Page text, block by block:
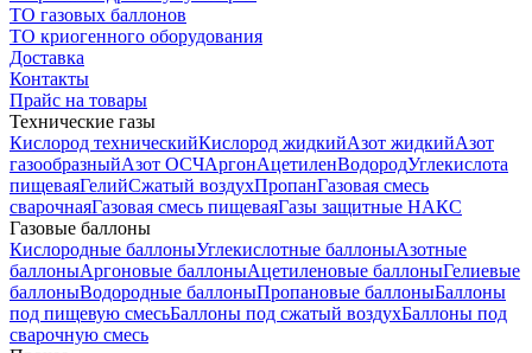
ТО газовых баллонов
ТО криогенного оборудования
Доставка
Контакты
Прайс на товары
Технические газы
Кислород техническийКислород жидкийАзот жидкийАзот
газообразныйАзот ОСЧАргонАцетиленВодородУглекислота
пищеваяГелийСжатый воздухПропанГазовая смесь
сварочнаяГазовая смесь пищеваяГазы защитные НАКС
Газовые баллоны
Кислородные баллоныУглекислотные баллоныАзотные
баллоныАргоновые баллоныАцетиленовые баллоныГелиевые
баллоныВодородные баллоныПропановые баллоныБаллоны
под пищевую смесьБаллоны под сжатый воздухБаллоны под
сварочную смесь